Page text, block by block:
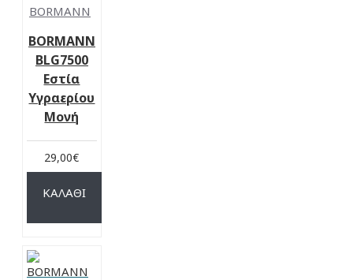
BORMANN
BORMANN
BLG7500
Εστία
Υγραερίου
Μονή
29,00€
ΚΑΛΆΘΙ